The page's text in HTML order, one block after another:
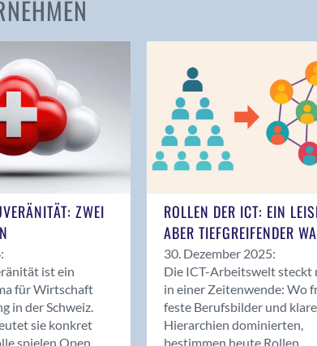
Andelfingen
Balsthal
Balzers
Bassersdorf
Benken (SG)
Bergdietikon
ZWEI
ist ein
für Wirtschaft
in der Schweiz.
sie konkret
spielen Open
ROLLEN DER ICT: EIN
ABER TIEFGREIFENDER
30. Dezember 2025:
Die ICT-Arbeitswelt steckt
in einer Zeitenwende: Wo
feste Berufsbilder und klare
Hierarchien dominierten,
bestimmen heute Rollen,